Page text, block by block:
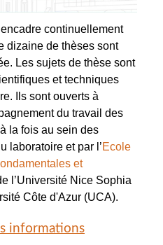
continuellement
dizaine de thèses sont
Les sujets de thèse sont
et techniques
Ils sont ouverts à
du travail des
la fois au sein des
laboratoire et par l’Ecole
et
l’Université Nice Sophia
Côte d'Azur (UCA).
informations